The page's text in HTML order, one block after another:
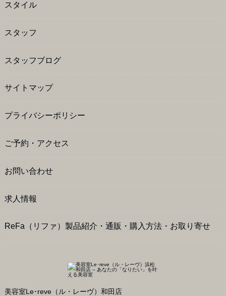
スタイル
スタッフ
スタッフブログ
サイトマップ
プライバシーポリシー
ご予約・アクセス
お問い合わせ
求人情報
ReFa（リファ）製品紹介・通販・購入方法・お取り寄せ
美容室Le･reve（ル・レーヴ）和田店